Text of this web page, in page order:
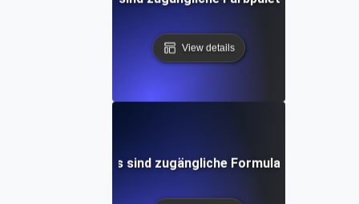
View details
Was sind zugängliche Formulare?